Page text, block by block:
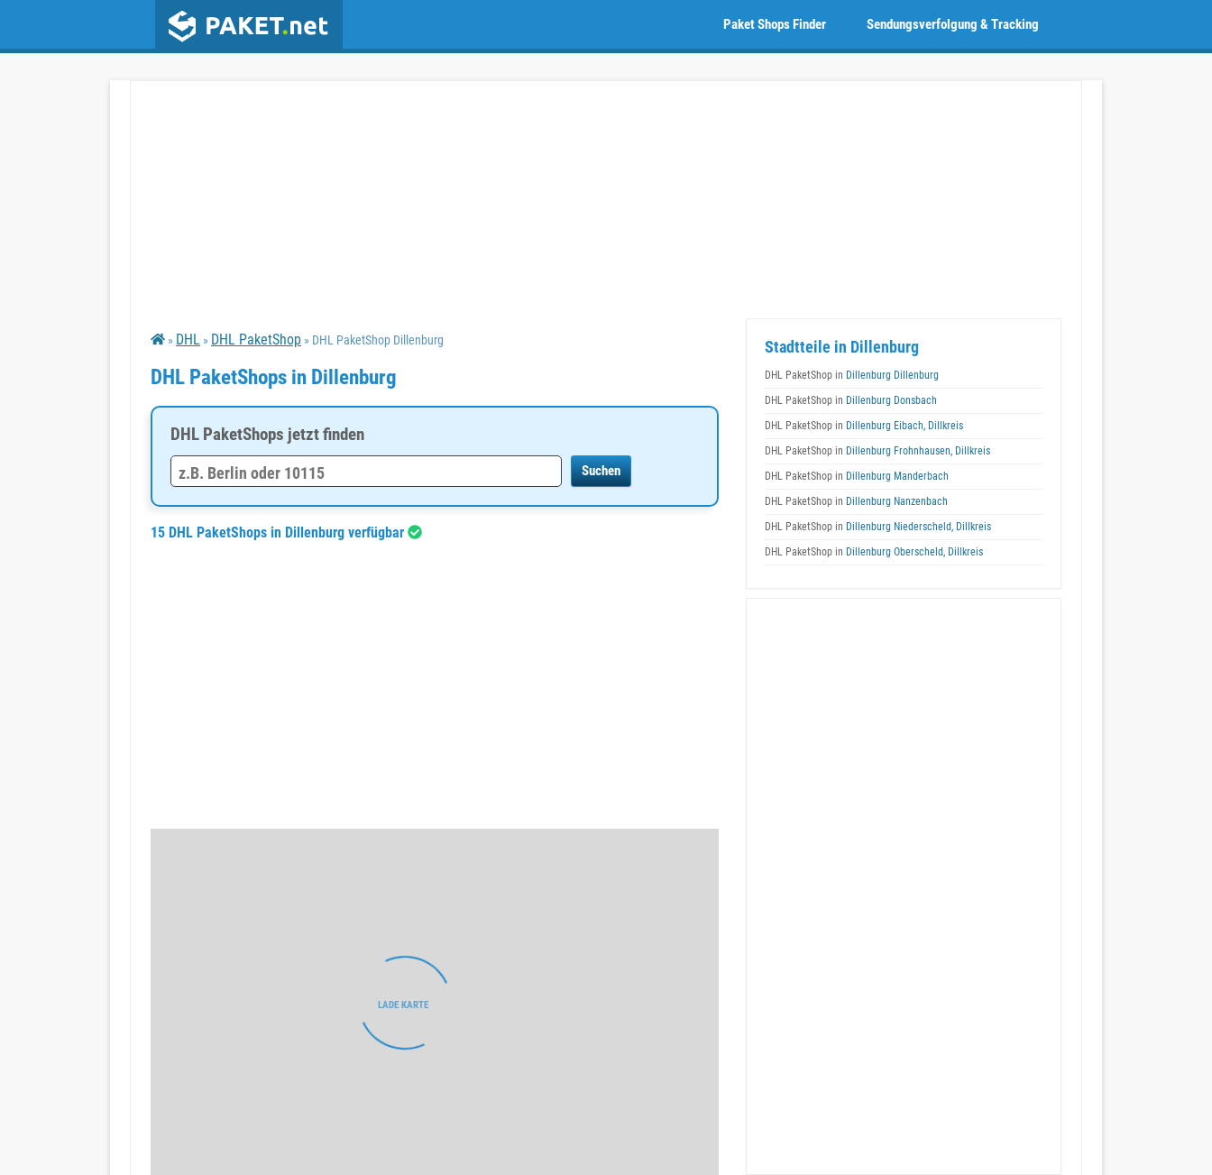
Sendungsverfolgung & Tracking
Paket Shops Finder
» DHL » DHL PaketShop » DHL PaketShop Dillenburg
DHL PaketShops in Dillenburg
DHL PaketShops jetzt finden
15 DHL PaketShops in Dillenburg verfügbar
Stadtteile in Dillenburg
DHL PaketShop in Dillenburg Dillenburg
DHL PaketShop in Dillenburg Donsbach
DHL PaketShop in Dillenburg Eibach, Dillkreis
DHL PaketShop in Dillenburg Frohnhausen, Dillkreis
DHL PaketShop in Dillenburg Manderbach
DHL PaketShop in Dillenburg Nanzenbach
DHL PaketShop in Dillenburg Niederscheld, Dillkreis
DHL PaketShop in Dillenburg Oberscheld, Dillkreis